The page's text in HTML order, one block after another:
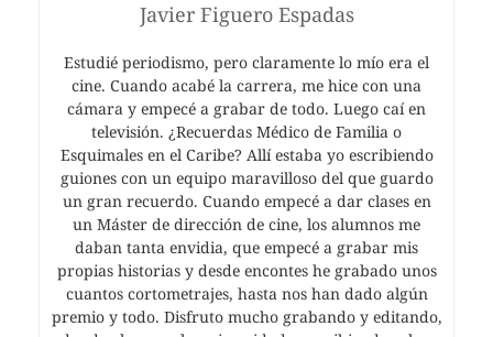
Javier Figuero Espadas
Estudié periodismo, pero claramente lo mío era el
cine. Cuando acabé la carrera, me hice con una
cámara y empecé a grabar de todo. Luego caí en
televisión. ¿Recuerdas Médico de Familia o
Esquimales en el Caribe? Allí estaba yo escribiendo
guiones con un equipo maravilloso del que guardo
un gran recuerdo. Cuando empecé a dar clases en
un Máster de dirección de cine, los alumnos me
daban tanta envidia, que empecé a grabar mis
propias historias y desde encontes he grabado unos
cuantos cortometrajes, hasta nos han dado algún
premio y todo. Disfruto mucho grabando y editando,